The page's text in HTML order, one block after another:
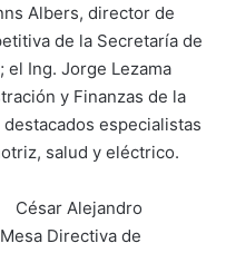
Albers, director de
de la Secretaría de
el Ing. Jorge Lezama
y Finanzas de la
especialistas
salud y eléctrico.
César Alejandro
Directiva de